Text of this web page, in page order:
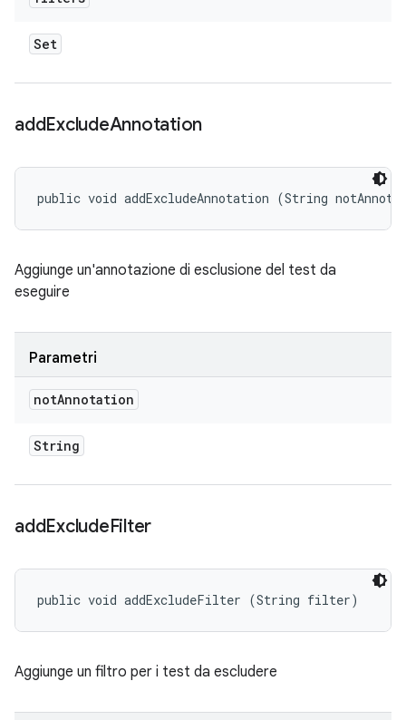
Set
addExcludeAnnotation
public void addExcludeAnnotation (String
Aggiunge un'annotazione di esclusione del test da
eseguire
Parametri
notAnnotation
String
addExcludeFilter
public void addExcludeFilter (String filter)
Aggiunge un filtro per i test da escludere